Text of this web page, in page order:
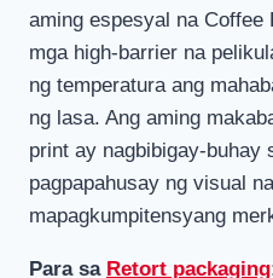
aming espesyal na Coffee
mga high-barrier na
ng temperatura ang
ng lasa. Ang aming
print ay nagbibigay-buhay
pagpapahusay ng visual
mapagkumpitensyang
Para sa Retort packaging